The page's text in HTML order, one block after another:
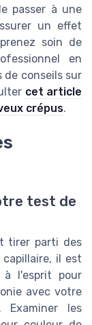
passer à une
un effet
soin de
en
de conseils sur
cet article
crépus.
test de
tirer parti des
il est
à l'esprit pour
avec votre
les